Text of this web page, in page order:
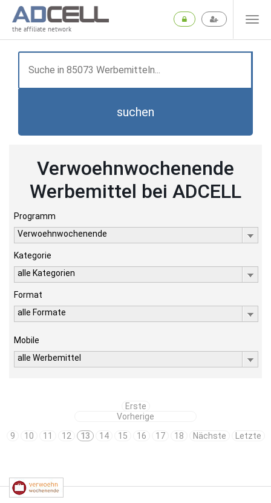
the affiliate network
suchen
Verwoehnwochenende
Werbemittel bei ADCELL
Programm
Verwoehnwochenende
Kategorie
alle Kategorien
Format
alle Formate
Mobile
alle Werbemittel
Erste
Vorherige
9
10 11 12 13 14 15 16 17 18 Nächste Letzte